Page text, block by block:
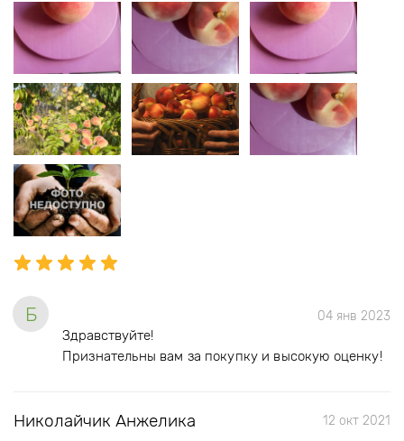
Б 04 янв 2023
Здравствуйте!
Признательны вам за покупку и высокую оценку!
Николайчик Анжелика 12 окт 2021